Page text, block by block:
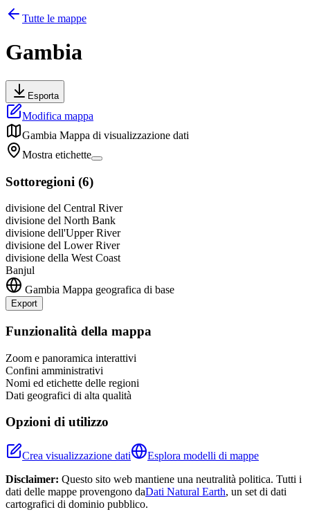
Tutte le mappe
Gambia
Esporta
Modifica mappa
Gambia Mappa di visualizzazione dati
Mostra etichette
Sottoregioni (6)
divisione del Central River
divisione del North Bank
divisione dell'Upper River
divisione del Lower River
divisione della West Coast
Banjul
Gambia Mappa geografica di base
Export
+
Funzionalità della mappa
Zoom e panoramica interattivi
Confini amministrativi
Nomi ed etichette delle regioni
Dati geografici di alta qualità
Opzioni di utilizzo
Crea visualizzazione dati
Esplora modelli di mappe
Disclaimer: Questo sito web mantiene una neutralità politica. Tutti i
dati delle mappe provengono daDati Natural Earth, un set di dati
cartografici di dominio pubblico.